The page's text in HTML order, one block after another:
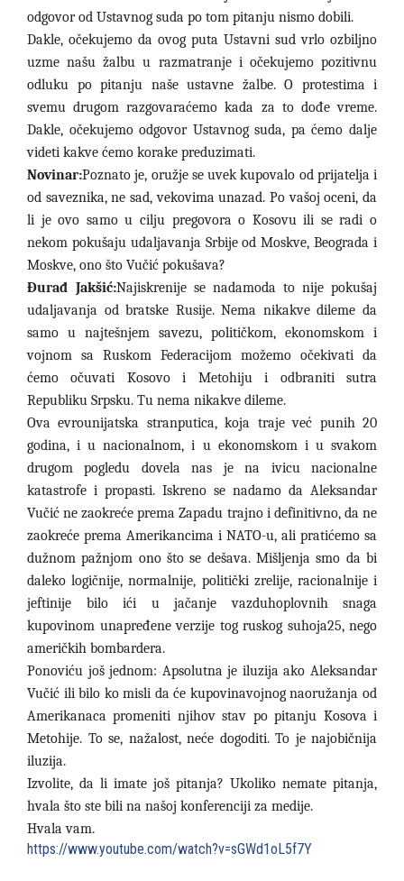
odgovor od Ustavnog suda po tom pitanju nismo dobili.
Dakle, očekujemo da ovog puta Ustavni sud vrlo ozbiljno
uzme našu žalbu u razmatranje i očekujemo pozitivnu
odluku po pitanju naše ustavne žalbe. O protestima i
svemu drugom razgovaraćemo kada za to dođe vreme.
Dakle, očekujemo odgovor Ustavnog suda, pa ćemo dalje
videti kakve ćemo korake preduzimati.
Novinar:Poznato je, oružje se uvek kupovalo od prijatelja i
od saveznika, ne sad, vekovima unazad. Po vašoj oceni, da
li je ovo samo u cilju pregovora o Kosovu ili se radi o
nekom pokušaju udaljavanja Srbije od Moskve, Beograda i
Moskve, ono što Vučić pokušava?
Đurađ Jakšić:Najiskrenije se nadamoda to nije pokušaj
udaljavanja od bratske Rusije. Nema nikakve dileme da
samo u najtešnjem savezu, političkom, ekonomskom i
vojnom sa Ruskom Federacijom možemo očekivati da
ćemo očuvati Kosovo i Metohiju i odbraniti sutra
Republiku Srpsku. Tu nema nikakve dileme.
Ova evrounijatska stranputica, koja traje već punih 20
godina, i u nacionalnom, i u ekonomskom i u svakom
drugom pogledu dovela nas je na ivicu nacionalne
katastrofe i propasti. Iskreno se nadamo da Aleksandar
Vučić ne zaokreće prema Zapadu trajno i definitivno, da ne
zaokreće prema Amerikancima i NATO-u, ali pratićemo sa
dužnom pažnjom ono što se dešava. Mišljenja smo da bi
daleko logičnije, normalnije, politički zrelije, racionalnije i
jeftinije bilo ići u jačanje vazduhoplovnih snaga
kupovinom unapređene verzije tog ruskog suhoja25, nego
američkih bombardera.
Ponoviću još jednom: Apsolutna je iluzija ako Aleksandar
Vučić ili bilo ko misli da će kupovinavojnog naoružanja od
Amerikanaca promeniti njihov stav po pitanju Kosova i
Metohije. To se, nažalost, neće dogoditi. To je najobičnija
iluzija.
Izvolite, da li imate još pitanja? Ukoliko nemate pitanja,
hvala što ste bili na našoj konferenciji za medije.
Hvala vam.
https://www.youtube.com/watch?v=sGWd1oL5f7Y